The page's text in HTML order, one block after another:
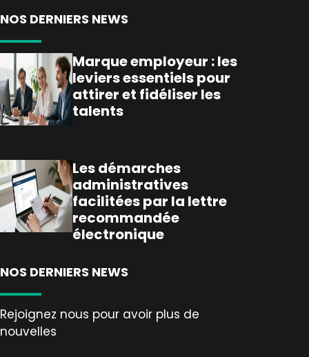
NOS DERNIERS NEWS
Marque employeur : les
leviers essentiels pour
attirer et fidéliser les
talents
Les démarches
administratives
facilitées par la lettre
recommandée
électronique
NOS DERNIERS NEWS
Rejoignez nous pour avoir plus de
nouvelles